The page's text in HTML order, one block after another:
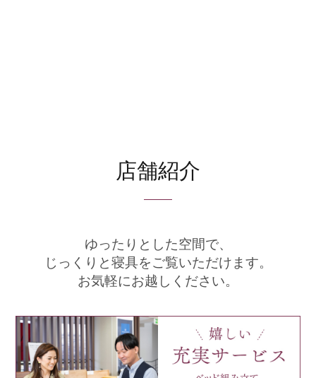
店舗紹介
ゆったりとした空間で、
じっくりと寝具をご覧いただけます。
お気軽にお越しください。